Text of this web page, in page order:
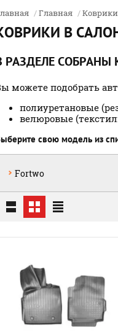
/Главная /
В
РАЗДЕЛЕ СОБРАНЫ
можете подобрать
полиуретановые
велюровые
свою модель из
Fortwo